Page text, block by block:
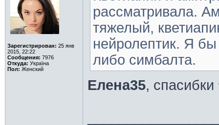
Зарегистрирован: 25 янв
2015, 22:22
Сообщения: 7976
Откуда: Україна
Пол: Женский
рассматривала.
тяжелый,
нейролептик. Я
либо симбалта.
Елена35, спасибки